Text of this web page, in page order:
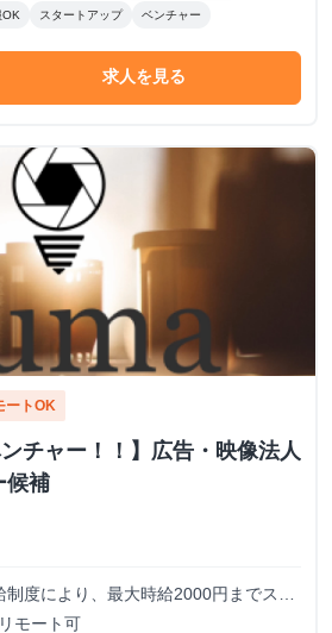
OK スタートアップ ベンチャー
求人を見る
ートOK
ンチャー！！】広告・映像法人
候補
度により、最大時給2000円までステ
モート可